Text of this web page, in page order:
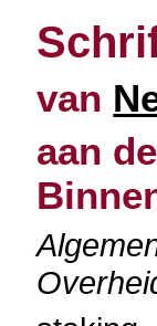
van
aan